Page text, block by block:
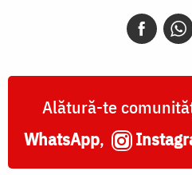
Alătură-te
WhatsApp,